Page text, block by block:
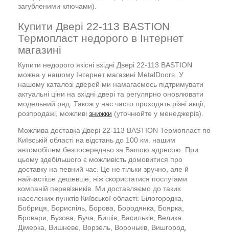
загубленими ключами).
Купити Двері 22-113 BASTION
Термопласт недорого в Інтернет
магазині
Купити недорого якісні вхідні Двері 22-113 BASTION
можна у нашому Інтернет магазині MetalDoors. У
нашому каталозі дверей ми намагаємось підтримувати
актуальні ціни на вхідні двері та регулярно оновлювати
модельний ряд. Також у нас часто проходять різні акції,
розпродажі, можливі знижки (уточнюйте у менеджерів).
Можлива доставка Двері 22-113 BASTION Термопласт по
Київській області на відстань до 100 км. нашим
автомобілем безпосередньо за Вашою адресою. При
цьому здебільшого є можливість домовитися про
доставку на певний час. Це не тільки зручно, але й
найчастіше дешевше, ніж скористатися послугами
компаній перевізників. Ми доставляємо до таких
населених пунктів Київської області: Білогородка,
Бобриця, Бориспіль, Борова, Бородянка, Боярка,
Бровари, Бузова, Буча, Бишів, Васильків, Велика
Дімерка, Вишневе, Ворзель, Вороньків, Вишгород,